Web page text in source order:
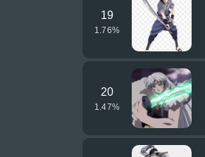
19
1.76%
20
1.47%